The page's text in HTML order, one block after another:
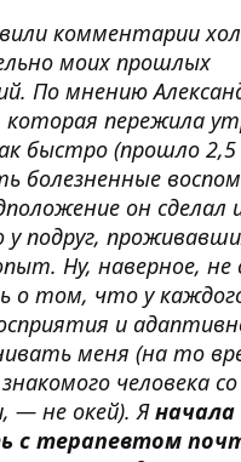
комментарии
моих прошлых
По мнению
пережила
быстро (прошло 2,5
болезненные
он сделал
подруг,
Ну, наверное,
о том, что у
и
меня (на то
человека
— не окей). Яначала
с терапевтом